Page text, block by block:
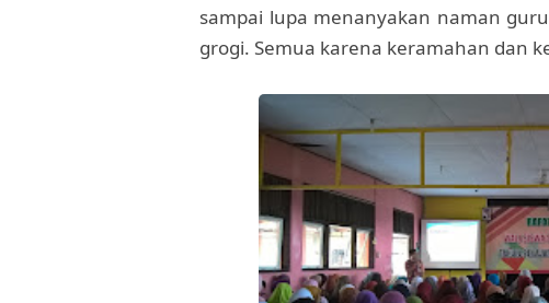
sampai lupa menanyakan naman
grogi. Semua karena keramahan dan